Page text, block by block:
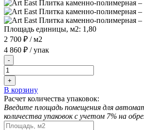
Площадь единицы, м2: 1,80
2 700 ₽ / м2
4 860 ₽ / упак
-
+
В корзину
Расчет количества упаковок:
Введите площадь помещения для
количества упаковок с учетом 7% на